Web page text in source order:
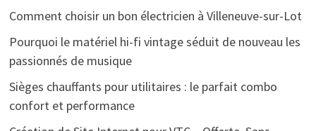
Comment choisir un bon électricien à Villeneuve-sur-Lot
Pourquoi le matériel hi-fi vintage séduit de nouveau les
passionnés de musique
Sièges chauffants pour utilitaires : le parfait combo
confort et performance